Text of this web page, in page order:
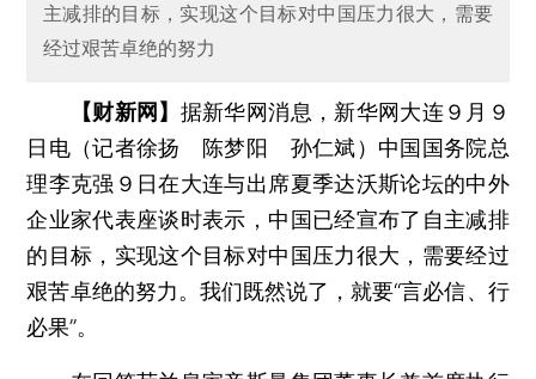
主减排的目标，实现这个目标对中国压力很大，需要
经过艰苦卓绝的努力
【财新网】 据新华网消息，新华网大连９月９
日电（记者徐扬 陈梦阳 孙仁斌）中国国务院总
理李克强９日在大连与出席夏季达沃斯论坛的中外
企业家代表座谈时表示，中国已经宣布了自主减排
的目标，实现这个目标对中国压力很大，需要经过
艰苦卓绝的努力。我们既然说了，就要“言必信、行
必果”。